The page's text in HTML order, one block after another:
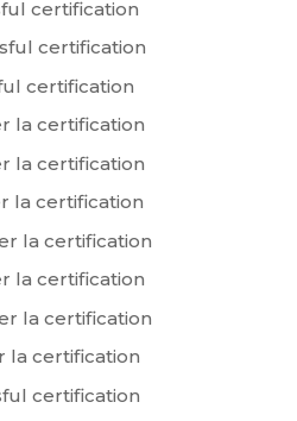
certification
certification
certification
la certification
la certification
la certification
la certification
la certification
la certification
la certification
certification